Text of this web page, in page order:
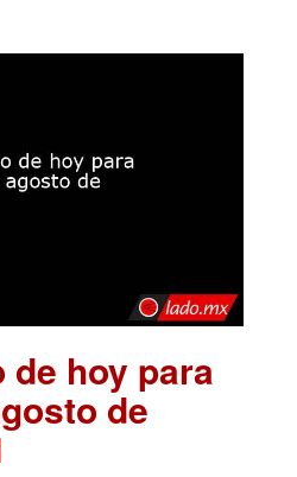
hoy para
de